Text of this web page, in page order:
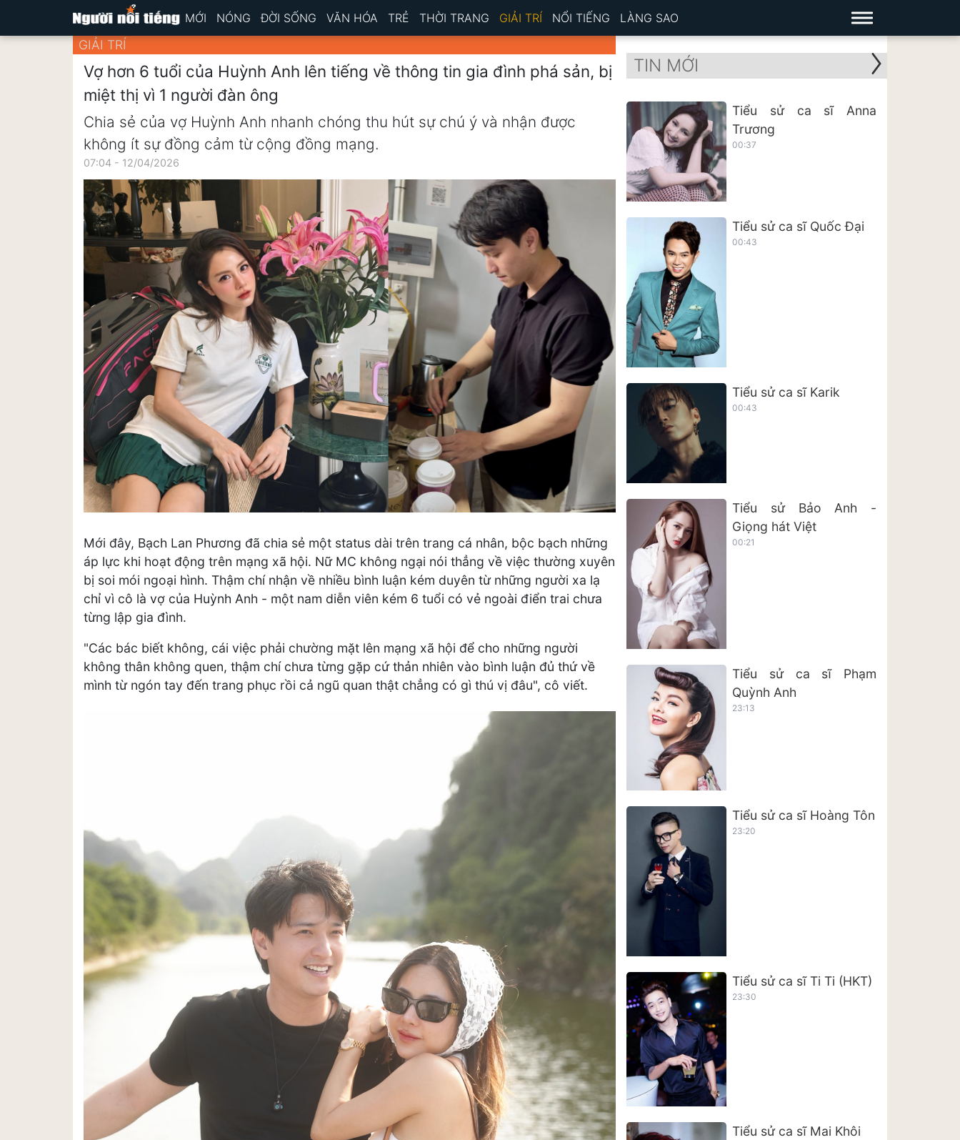
MỚI NÓNG ĐỜI SỐNG VĂN HÓA TRẺ THỜI TRANG GIẢI TRÍ NỔI TIẾNG LÀNG SAO
GIẢI TRÍ
Vợ hơn 6 tuổi của Huỳnh Anh lên tiếng về thông tin gia đình phá sản, bị
miệt thị vì 1 người đàn ông
Chia sẻ của vợ Huỳnh Anh nhanh chóng thu hút sự chú ý và nhận được
không ít sự đồng cảm từ cộng đồng mạng.
07:04 - 12/04/2026
Mới đây, Bạch Lan Phương đã chia sẻ một status dài trên trang cá nhân, bộc bạch những
áp lực khi hoạt động trên mạng xã hội. Nữ MC không ngại nói thẳng về việc thường xuyên
bị soi mói ngoại hình. Thậm chí nhận về nhiều bình luận kém duyên từ những người xa lạ
chỉ vì cô là vợ của Huỳnh Anh - một nam diễn viên kém 6 tuổi có vẻ ngoài điển trai chưa
từng lập gia đình.
"Các bác biết không, cái việc phải chường mặt lên mạng xã hội để cho những người
không thân không quen, thậm chí chưa từng gặp cứ thản nhiên vào bình luận đủ thứ về
mình từ ngón tay đến trang phục rồi cả ngũ quan thật chẳng có gì thú vị đâu", cô viết.
TIN MỚI
Tiểu sử ca sĩ Anna
Trương
00:37
Tiểu sử ca sĩ Quốc Đại
00:43
Tiểu sử ca sĩ Karik
00:43
Tiểu sử Bảo Anh -
Giọng hát Việt
00:21
Tiểu sử ca sĩ Phạm
Quỳnh Anh
23:13
Tiểu sử ca sĩ Hoàng Tôn
23:20
Tiểu sử ca sĩ Ti Ti (HKT)
23:30
Tiểu sử ca sĩ Mai Khôi